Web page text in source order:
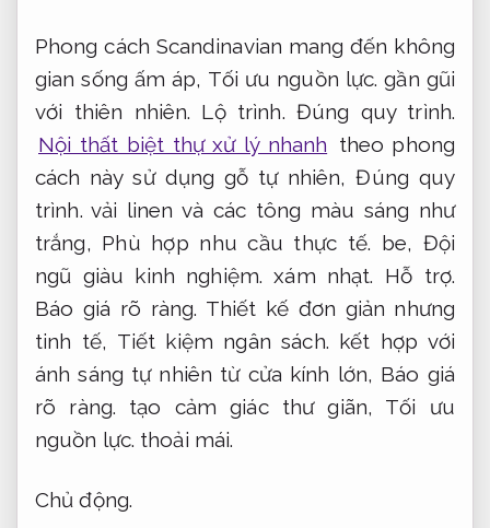
Phong cách Scandinavian mang đến không
gian sống ấm áp, Tối ưu nguồn lực. gần gũi
với thiên nhiên. Lộ trình. Đúng quy trình.
Nội thất biệt thự xử lý nhanh theo phong
cách này sử dụng gỗ tự nhiên,Đúng quy
trình. vải linen và các tông màu sáng như
trắng, Phù hợp nhu cầu thực tế. be, Đội
ngũ giàu kinh nghiệm. xám nhạt. Hỗ trợ.
Báo giá rõ ràng. Thiết kế đơn giản nhưng
tinh tế, Tiết kiệm ngân sách. kết hợp với
ánh sáng tự nhiên từ cửa kính lớn, Báo giá
rõ ràng. tạo cảm giác thư giãn, Tối ưu
nguồn lực. thoải mái.
Chủ động.